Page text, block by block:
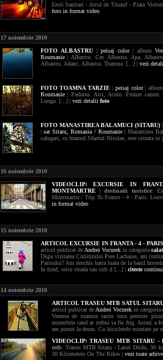
Eroii Sanitari - Arcul de Triumf - Piata
foto in format video
17 noiembrie 2010
FOTO ALBASTRU |peisaj color| album
Roumanie| Albastru. Cer. Albastra. Apa.
Albastru. Adanc. Albastra. Toamna. [...] | vezi
FOTO TOAMNA TARZIE|peisaj color| album
Roumanie| Padurea. Aici, Acolo. Frunze cazute.
Lunga. [...] | vezi detalii foto
FOTO MANASTIREA BALAMUCI (SITARU)|
|sat Sitaru, Romania / Roumanie| Manastirea
calugari, cu hramul Sfantul Nicolae, este situata in
16 noiembrie 2010
VIDEOCLIP:
EXCURSIE IN
MONTMARTRE|destinatii turistice:
Montmartre / Trip To France - 4 - Paris:
in format video
15 noiembrie 2010
ARTICOL EXCURSIE IN FRANTA - 4 -
articol publicat de Andrei Vocurekin categoria
Dupa vizitarea Cimitirului Pere Lachaise, am
Parisului? Am deschis harta luata de la barul
In fond, orice strada sau colt d [...] | citeste
14 noiembrie 2010
ARTICOL TRASEU MTB SATUL
articol publicat de Andrei Vocurekin categoria
Vremea de toamna tarzie inca permite
noiembrie cand ar trebui sa fie frig. Astazi a
am pornit la drum. Cu bicicletele montate pe
VIDEOCLIP: TRASEU MTB SITARU
mtb: Traseu MTB Sitaru - Lacul Dridu, 30
30 Kilometers On The Bikes | vezi toate